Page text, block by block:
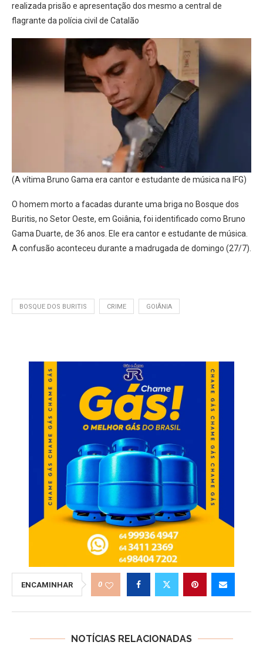
realizada prisão e apresentação dos mesmo a central de
flagrante da polícia civil de Catalão
(A vítima Bruno Gama era cantor e estudante de música na IFG)
O homem morto a facadas durante uma briga no Bosque dos
Buritis, no Setor Oeste, em Goiânia, foi identificado como Bruno
Gama Duarte, de 36 anos. Ele era cantor e estudante de música.
A confusão aconteceu durante a madrugada de domingo (27/7).
BOSQUE DOS BURITIS CRIME GOIÂNIA
ENCAMINHAR 0
NOTÍCIAS RELACIONADAS